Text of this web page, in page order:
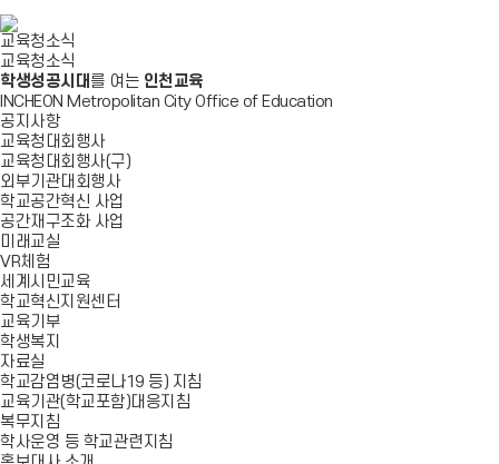
교육청소식
교육청소식
학생성공시대 를 여는 인천교육
INCHEON Metropolitan City Office of Education
공지사항
교육청대회행사
교육청대회행사(구)
외부기관대회행사
학교공간혁신 사업
공간재구조화 사업
미래교실
VR체험
세계시민교육
학교혁신지원센터
교육기부
학생복지
자료실
학교감염병(코로나19 등) 지침
교육기관(학교포함)대응지침
복무지침
학사운영 등 학교관련지침